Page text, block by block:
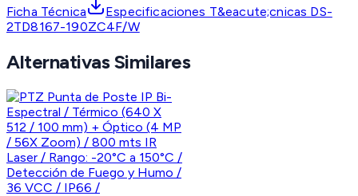
Ficha Técnica
Especificaciones T&eacute;cnicas DS-
2TD8167-190ZC4F/W
Alternativas Similares